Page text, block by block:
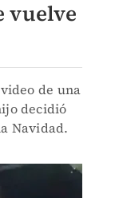
vuelve
de una
decidió
Navidad.